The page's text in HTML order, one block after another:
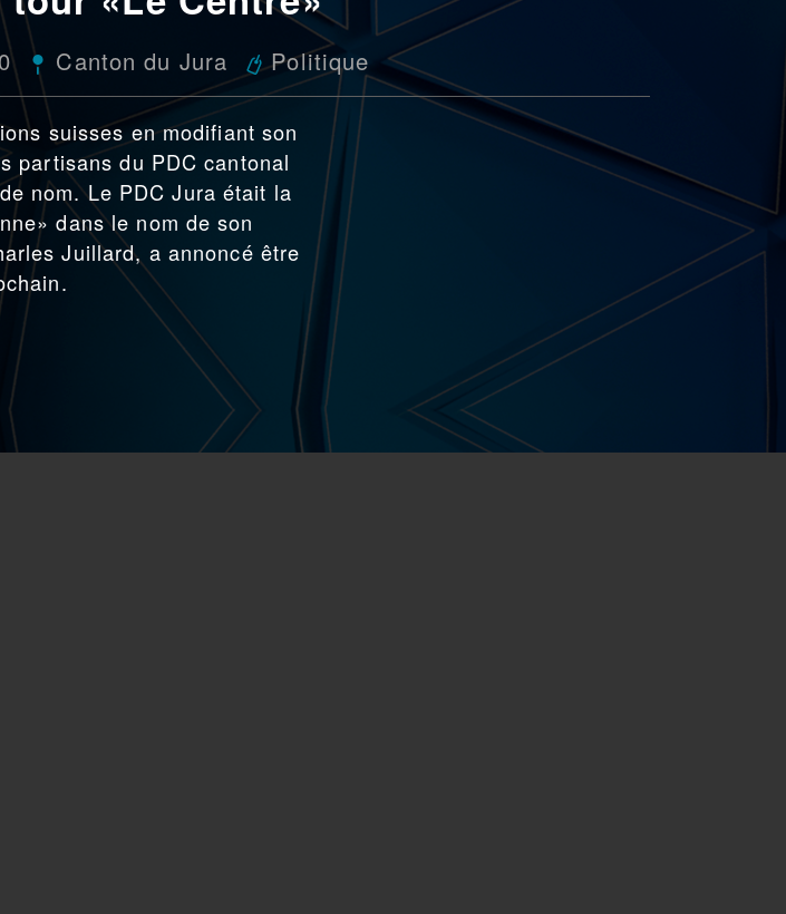
Canton du Jura Politique
suisses en modifiant son
partisans du PDC cantonal
nom. Le PDC Jura était la
dans le nom de son
Juillard, a annoncé être